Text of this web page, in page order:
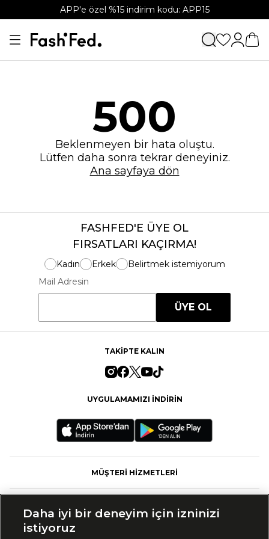
APP'e özel %15 indirim kodu: APP15
500
Beklenmeyen bir hata oluştu.
Lütfen daha sonra tekrar deneyiniz.
Ana sayfaya dön
FASHFED'E ÜYE OL
FIRSATLARI KAÇIRMA!
Kadın Erkek
Belirtmek istemiyorum
Mail Adresin
ÜYE OL
TAKİPTE KALIN
UYGULAMAMIZI İNDİRİN
MÜŞTERİ HİZMETLERİ
Daha iyi bir deneyim için izninizi
istiyoruz